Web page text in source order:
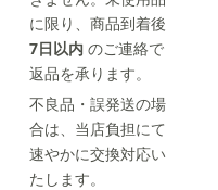
に限り、商品到着後
7日以内 のご連絡で
返品を承ります。
不良品・誤発送の場
合は、当店負担にて
速やかに交換対応い
たします。